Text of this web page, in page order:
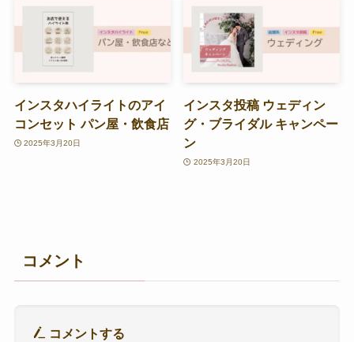
インスタハイライトのアイ
コンセット パン屋・飲食店
2025年3月20日
インスタ投稿 ウェディン
グ・ブライダル キャンペー
ン
2025年3月20日
コメント
コメントする